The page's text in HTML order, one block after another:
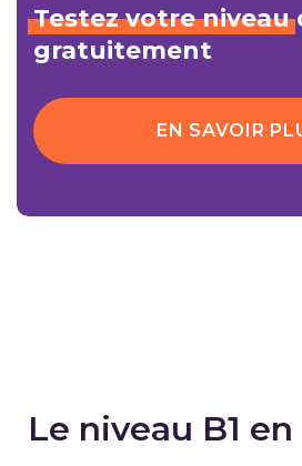
Testez votre niveau
gratuitement
EN SAVOIR
Le niveau B1